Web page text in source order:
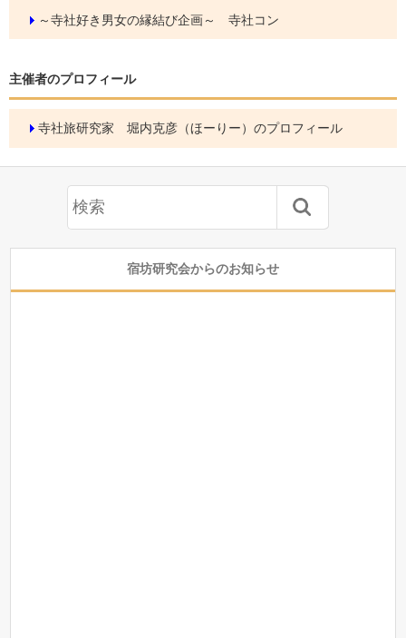
～寺社好き男女の縁結び企画～ 寺社コン
主催者のプロフィール
寺社旅研究家 堀内克彦（ほーりー）のプロフィール
宿坊研究会からのお知らせ